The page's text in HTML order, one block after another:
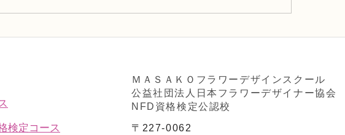
検定コース
ＭＡＳＡＫＯフラワーデザインスクール
公益社団法人日本フラワーデザイナー協会
NFD資格検定公認校
〒227-0062